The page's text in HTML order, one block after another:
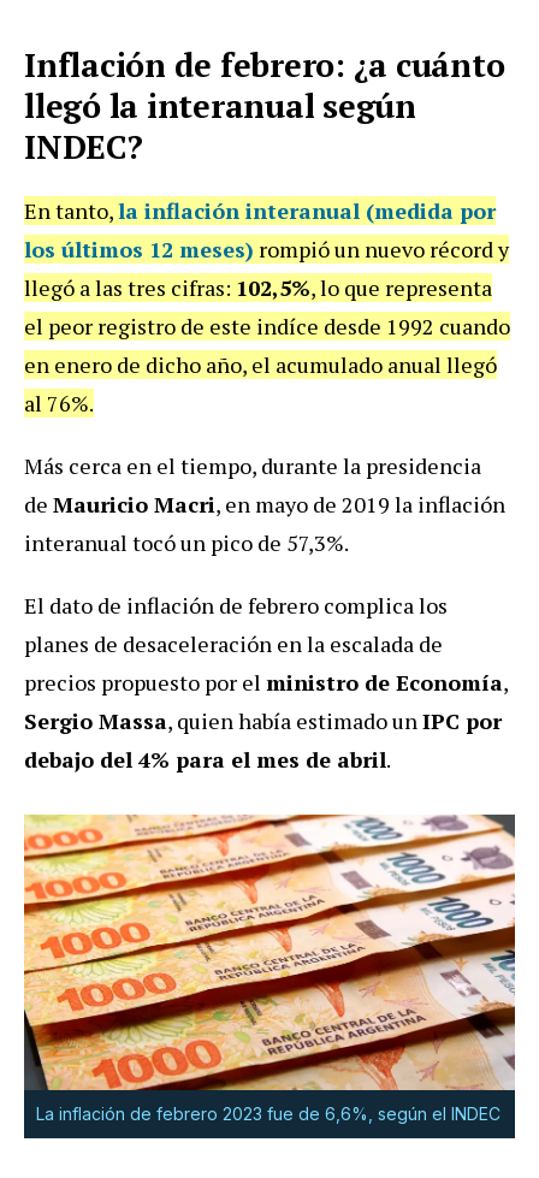
Inflación de febrero: ¿a cuánto
llegó la interanual según
INDEC?
En tanto,la inflación interanual (medida por
los últimos 12 meses) rompió un nuevo récord y
llegó a las tres cifras: 102,5%, lo que representa
el peor registro de este indíce desde 1992 cuando
en enero de dicho año, el acumulado anual llegó
al 76%.
Más cerca en el tiempo, durante la presidencia
de Mauricio Macri, en mayo de 2019 la inflación
interanual tocó un pico de 57,3%.
El dato de inflación de febrero complica los
planes de desaceleración en la escalada de
precios propuesto por el ministro de Economía,
Sergio Massa, quien había estimado unIPC por
debajo del 4% para el mes de abril.
La inflación de febrero 2023 fue de 6,6%, según el INDEC